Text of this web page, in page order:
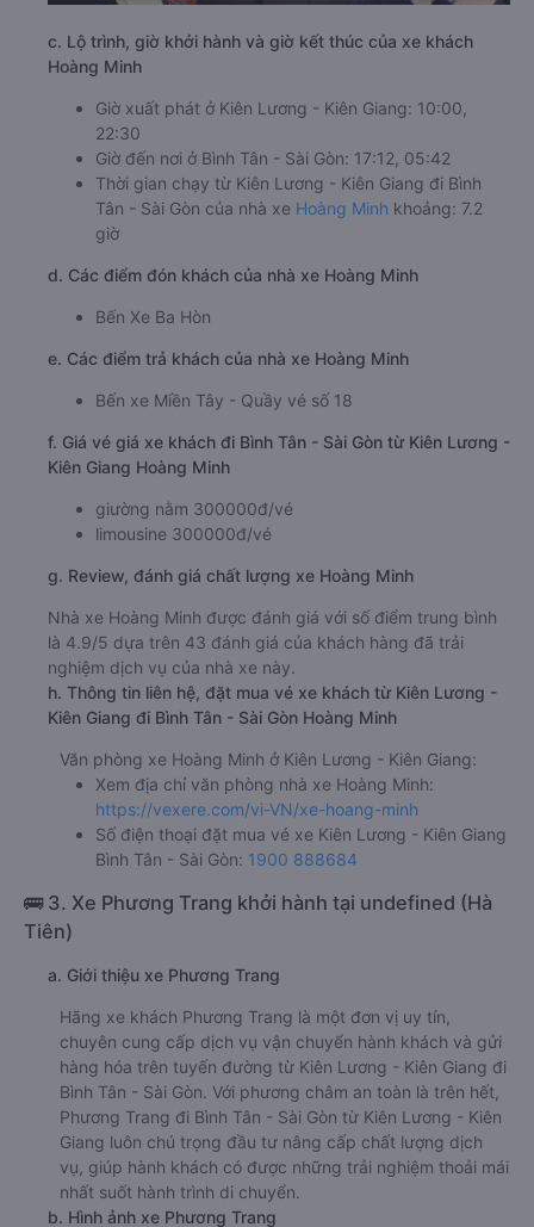
c. Lộ trình, giờ khởi hành và giờ kết thúc của xe khách
Hoàng Minh
Giờ xuất phát ở Kiên Lương - Kiên Giang: 10:00,
22:30
Giờ đến nơi ở Bình Tân - Sài Gòn: 17:12, 05:42
Thời gian chạy từ Kiên Lương - Kiên Giang đi Bình
Tân - Sài Gòn của nhà xe Hoàng Minh khoảng: 7.2
giờ
d. Các điểm đón khách của nhà xe Hoàng Minh
Bến Xe Ba Hòn
e. Các điểm trả khách của nhà xe Hoàng Minh
Bến xe Miền Tây - Quầy vé số 18
f. Giá vé giá xe khách đi Bình Tân - Sài Gòn từ Kiên Lương -
Kiên Giang Hoàng Minh
giường nằm 300000đ/vé
limousine 300000đ/vé
g. Review, đánh giá chất lượng xe Hoàng Minh
Nhà xe Hoàng Minh được đánh giá với số điểm trung bình
là 4.9/5 dựa trên 43 đánh giá của khách hàng đã trải
nghiệm dịch vụ của nhà xe này.
h. Thông tin liên hệ, đặt mua vé xe khách từ Kiên Lương -
Kiên Giang đi Bình Tân - Sài Gòn Hoàng Minh
Văn phòng xe Hoàng Minh ở Kiên Lương - Kiên Giang:
Xem địa chỉ văn phòng nhà xe Hoàng Minh:
https://vexere.com/vi-VN/xe-hoang-minh
Số điện thoại đặt mua vé xe Kiên Lương - Kiên Giang
Bình Tân - Sài Gòn: 1900 888684
🚌 3. Xe Phương Trang khởi hành tại undefined (Hà
Tiên)
a. Giới thiệu xe Phương Trang
Hãng xe khách Phương Trang là một đơn vị uy tín,
chuyên cung cấp dịch vụ vận chuyển hành khách và gửi
hàng hóa trên tuyến đường từ Kiên Lương - Kiên Giang đi
Bình Tân - Sài Gòn. Với phương châm an toàn là trên hết,
Phương Trang đi Bình Tân - Sài Gòn từ Kiên Lương - Kiên
Giang luôn chú trọng đầu tư nâng cấp chất lượng dịch
vụ, giúp hành khách có được những trải nghiệm thoải mái
nhất suốt hành trình di chuyển.
b. Hình ảnh xe Phương Trang